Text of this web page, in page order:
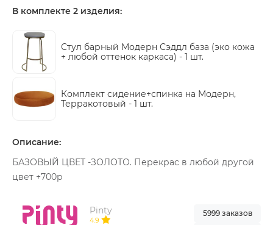
В комплекте 2 изделия:
Стул барный Модерн Сэддл база (эко кожа
+ любой оттенок каркаса) - 1 шт.
Комплект сидение+спинка на Модерн,
Терракотовый - 1 шт.
Описание:
БАЗОВЫЙ ЦВЕТ -ЗОЛОТО. Перекрас в любой другой
цвет +700р
Pinty
4.9
5999 заказов